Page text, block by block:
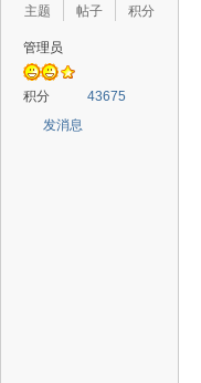
主题
帖子
积分
管理员
积分
43675
发消息